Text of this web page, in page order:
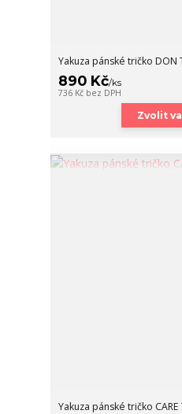
Yakuza pánské tričko DON
890 Kč/ks
736 Kč bez DPH
Zvolit
Yakuza pánské tričko